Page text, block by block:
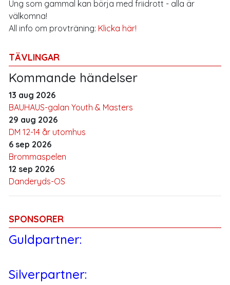
Ung som gammal kan börja med friidrott - alla är
välkomna!
All info om provträning: Klicka här!
TÄVLINGAR
Kommande händelser
13 aug 2026
BAUHAUS-galan Youth & Masters
29 aug 2026
DM 12-14 år utomhus
6 sep 2026
Brommaspelen
12 sep 2026
Danderyds-OS
SPONSORER
Guldpartner:
Silverpartner: